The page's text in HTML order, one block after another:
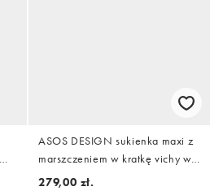
ASOS DESIGN sukienka maxi z
marszczeniem w kratkę vichy w
kolorze kremowym
279,00 zł.